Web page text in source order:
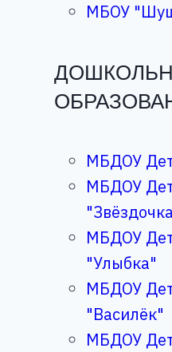
МБОУ
МБДОУ
МБДОУ
МБДОУ
"Улыбка"
МБДОУ
"Василёк"
МБДОУ